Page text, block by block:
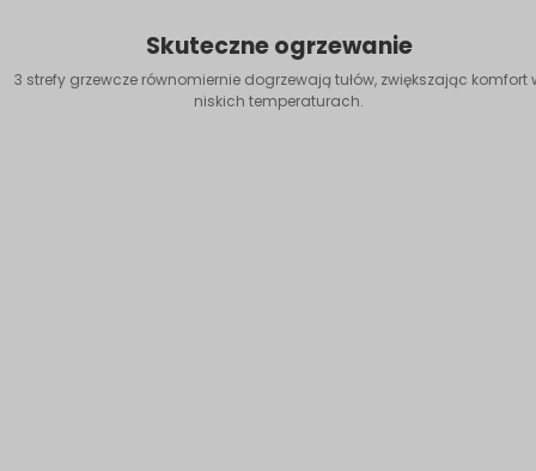
Skuteczne ogrzewanie
3 strefy grzewcze równomiernie dogrzewają tułów, zwiększając komfort
niskich temperaturach.